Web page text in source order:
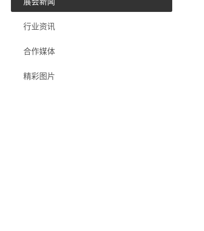
展会新闻
行业资讯
合作媒体
精彩图片